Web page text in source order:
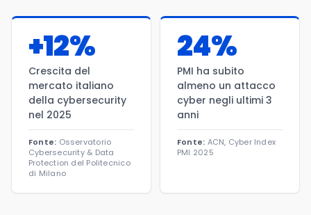
+12%
Crescita del
mercato italiano
della cybersecurity
nel 2025
Fonte: Osservatorio
Cybersecurity & Data
Protection del Politecnico
di Milano
24%
PMI ha subito
almeno un attacco
cyber negli ultimi 3
anni
Fonte: ACN, Cyber Index
PMI 2025